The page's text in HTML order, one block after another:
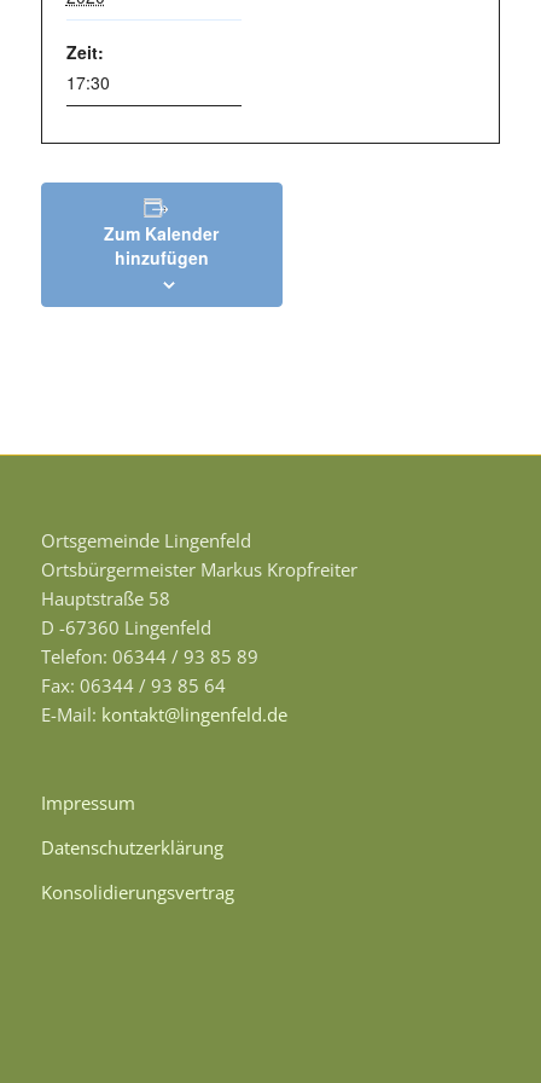
Zeit:
17:30
Zum Kalender
hinzufügen
Ortsgemeinde Lingenfeld
Ortsbürgermeister Markus Kropfreiter
Hauptstraße 58
D -67360 Lingenfeld
Telefon: 06344 / 93 85 89
Fax: 06344 / 93 85 64
E-Mail: kontakt@lingenfeld.de
Impressum
Datenschutzerklärung
Konsolidierungsvertrag